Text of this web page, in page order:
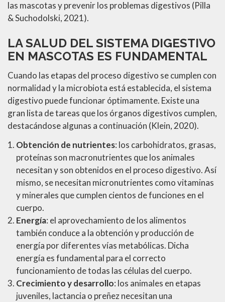
las mascotas y prevenir los problemas digestivos (Pilla
& Suchodolski, 2021).
LA SALUD DEL SISTEMA DIGESTIVO
EN MASCOTAS ES FUNDAMENTAL
Cuando las etapas del proceso digestivo se cumplen con
normalidad y la microbiota está establecida, el sistema
digestivo puede funcionar óptimamente. Existe una
gran lista de tareas que los órganos digestivos cumplen,
destacándose algunas a continuación (Klein, 2020).
Obtención de nutrientes: los carbohidratos, grasas,
proteínas son macronutrientes que los animales
necesitan y son obtenidos en el proceso digestivo. Así
mismo, se necesitan micronutrientes como vitaminas
y minerales que cumplen cientos de funciones en el
cuerpo.
Energía: el aprovechamiento de los alimentos
también conduce a la obtención y producción de
energía por diferentes vías metabólicas. Dicha
energía es fundamental para el correcto
funcionamiento de todas las células del cuerpo.
Crecimiento y desarrollo: los animales en etapas
juveniles, lactancia o preñez necesitan una